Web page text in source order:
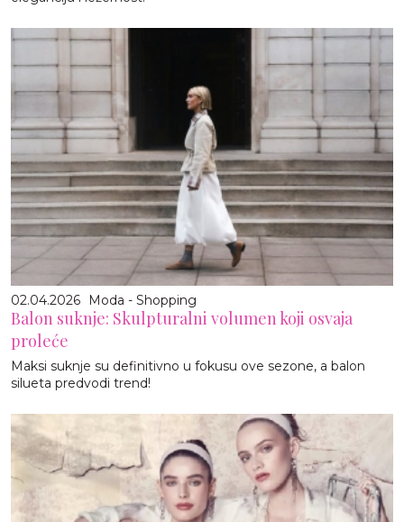
02.04.2026 Moda - Shopping
Balon suknje: Skulpturalni volumen koji osvaja
proleće
Maksi suknje su definitivno u fokusu ove sezone, a balon
silueta predvodi trend!